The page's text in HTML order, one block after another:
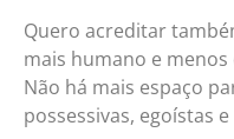
Quero acreditar
mais humano e
Não há mais espaço
possessivas, egoístas